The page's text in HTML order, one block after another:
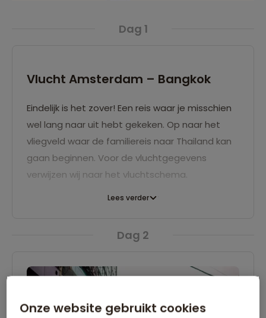
Dag 1
Vlucht Amsterdam – Bangkok
Eindelijk is het zover! Een reis waar je misschien
wel lang naar uit hebt gekeken. Op naar het
vliegveld waar de familiereis naar Thailand kan
gaan beginnen. Voor de vluchtgegevens
verwijzen wij naar het vluchtschema.
Lees verder
Dag 2
Onze website gebruikt cookies